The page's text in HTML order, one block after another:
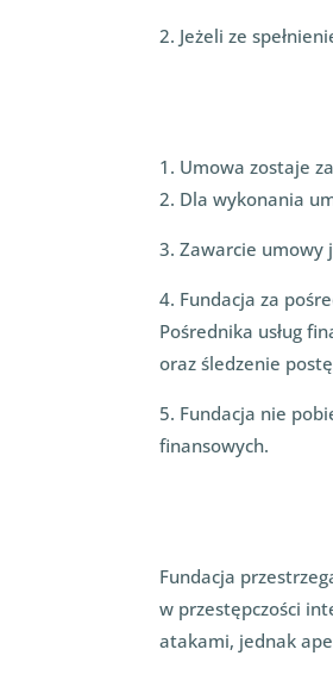
2. Jeżeli ze
1. Umowa zostaje
2. Dla wykonania
3. Zawarcie umowy
4. Fundacja za
Pośrednika usług
oraz śledzenie
5. Fundacja nie
finansowych.
Fundacja
w przestępczości
atakami, jednak